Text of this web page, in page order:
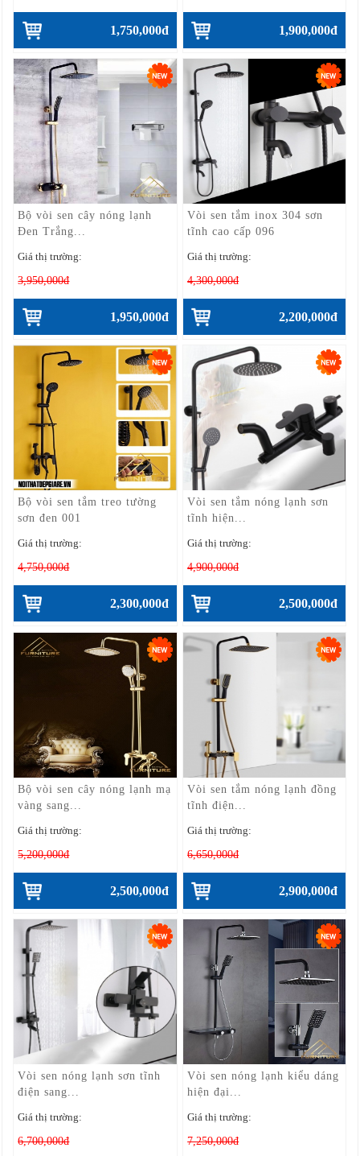
1,750,000đ 1,900,000đ
Bộ vòi sen cây nóng lạnh
Đen Trắng...
Giá thị trường:
3,950,000đ
1,950,000đ
Vòi sen tắm inox 304 sơn
tĩnh cao cấp 096
Giá thị trường:
4,300,000đ
2,200,000đ
Bộ vòi sen tắm treo tường
sơn đen 001
Giá thị trường:
4,750,000đ
2,300,000đ
Vòi sen tắm nóng lạnh sơn
tĩnh hiện...
Giá thị trường:
4,900,000đ
2,500,000đ
Bộ vòi sen cây nóng lạnh mạ
vàng sang...
Giá thị trường:
5,200,000đ
2,500,000đ
Vòi sen tắm nóng lạnh đồng
tĩnh điện...
Giá thị trường:
6,650,000đ
2,900,000đ
Vòi sen nóng lạnh sơn tĩnh
điện sang...
Giá thị trường:
6,700,000đ
Vòi sen nóng lạnh kiểu dáng
hiện đại...
Giá thị trường:
7,250,000đ